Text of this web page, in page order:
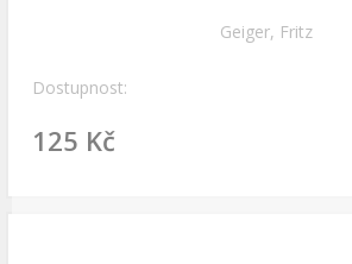
Geiger, Fritz
Dostupnost:
125 Kč